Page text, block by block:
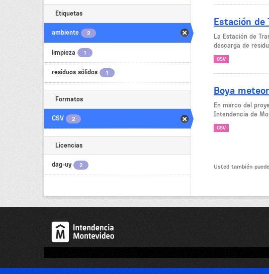
Etiquetas
ambiente 2
limpieza 1
residuos sólidos 1
Formatos
CSV 2
Licencias
dag-uy 2
Estación de
La Estación de
descarga de
CSV
Boya
En marco del
Intendencia de
CSV
Usted también